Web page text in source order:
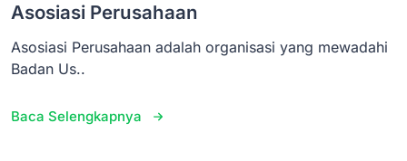
Asosiasi Perusahaan
Asosiasi Perusahaan adalah organisasi yang mewadahi
Badan Us..
Baca Selengkapnya